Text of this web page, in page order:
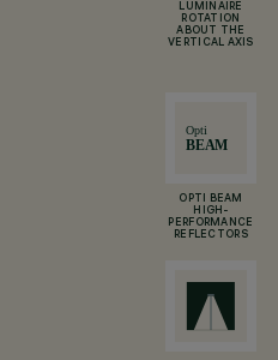
LUMINAIRE
ROTATION
ABOUT THE
VERTICAL AXIS
OPTI BEAM
HIGH-
PERFORMANCE
REFLECTORS